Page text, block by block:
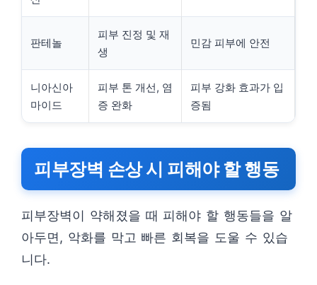
판테놀
피부 진정 및 재
생
민감 피부에 안전
니아신아
마이드
피부 톤 개선, 염
증 완화
피부 강화 효과가 입
증됨
피부장벽 손상 시 피해야 할 행동
피부장벽이 약해졌을 때 피해야 할 행동들을 알
아두면, 악화를 막고 빠른 회복을 도울 수 있습
니다.